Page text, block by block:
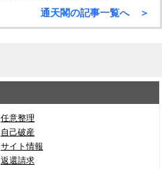
通天閣の記事一覧へ ＞
任意整理
自己破産
サイト情報
返還請求